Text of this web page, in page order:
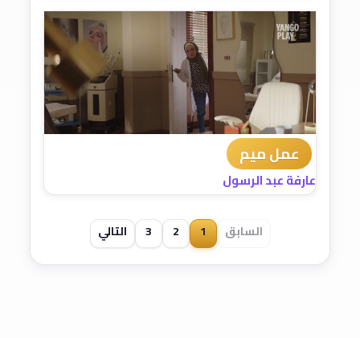
عمل ميم
عارفة عبد الرسول
السابق 1
2
3 التالي